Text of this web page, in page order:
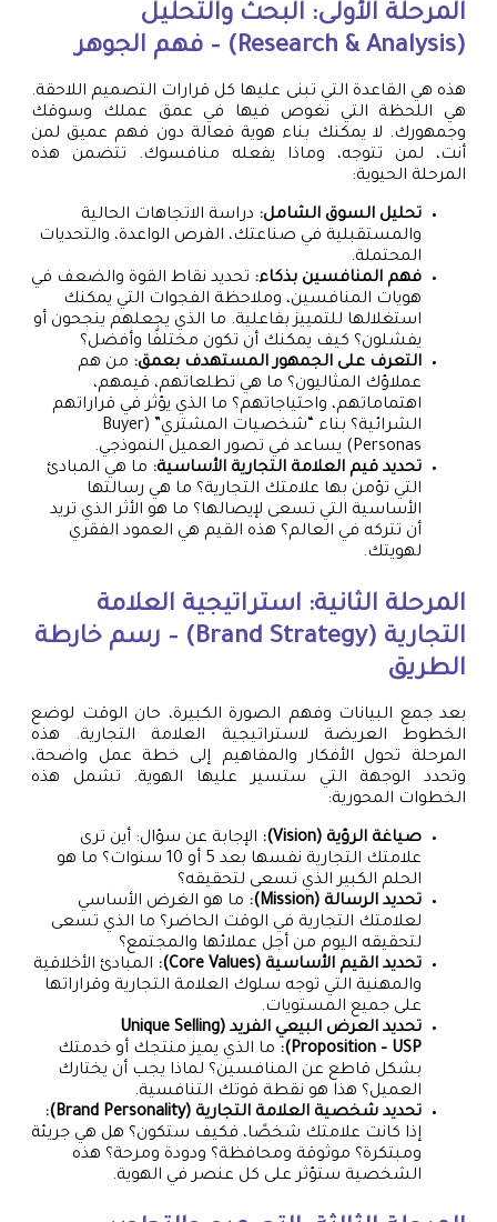
المرحلة الأولى: البحث والتحليل
(Research & Analysis) – فهم الجوهر
هذه هي القاعدة التي تبنى عليها كل قرارات التصميم اللاحقة.
هي اللحظة التي نغوص فيها في عمق عملك وسوقك
وجمهورك. لا يمكنك بناء هوية فعالة دون فهم عميق لمن
أنت، لمن تتوجه، وماذا يفعله منافسوك. تتضمن هذه
المرحلة الحيوية:
تحليل السوق الشامل: دراسة الاتجاهات الحالية
والمستقبلية في صناعتك، الفرص الواعدة، والتحديات
المحتملة.
فهم المنافسين بذكاء: تحديد نقاط القوة والضعف في
هويات المنافسين، وملاحظة الفجوات التي يمكنك
استغلالها للتمييز بفاعلية. ما الذي يجعلهم ينجحون أو
يفشلون؟ كيف يمكنك أن تكون مختلفًا وأفضل؟
التعرف على الجمهور المستهدف بعمق: من هم
عملاؤك المثاليون؟ ما هي تطلعاتهم، قيمهم،
اهتماماتهم، واحتياجاتهم؟ ما الذي يؤثر في قراراتهم
الشرائية؟ بناء “شخصيات المشتري” (Buyer
Personas) يساعد في تصور العميل النموذجي.
تحديد قيم العلامة التجارية الأساسية: ما هي المبادئ
التي تؤمن بها علامتك التجارية؟ ما هي رسالتها
الأساسية التي تسعى لإيصالها؟ ما هو الأثر الذي تريد
أن تتركه في العالم؟ هذه القيم هي العمود الفقري
لهويتك.
المرحلة الثانية: استراتيجية العلامة
التجارية (Brand Strategy) – رسم خارطة
الطريق
بعد جمع البيانات وفهم الصورة الكبيرة، حان الوقت لوضع
الخطوط العريضة لاستراتيجية العلامة التجارية. هذه
المرحلة تحول الأفكار والمفاهيم إلى خطة عمل واضحة،
وتحدد الوجهة التي ستسير عليها الهوية. تشمل هذه
الخطوات المحورية:
صياغة الرؤية (Vision):
الإجابة عن سؤال: أين ترى
علامتك التجارية نفسها بعد 5 أو 10 سنوات؟ ما هو
الحلم الكبير الذي تسعى لتحقيقه؟
تحديد الرسالة (Mission):
ما هو الغرض الأساسي
لعلامتك التجارية في الوقت الحاضر؟ ما الذي تسعى
لتحقيقه اليوم من أجل عملائها والمجتمع؟
تحديد القيم الأساسية (Core Values):
المبادئ الأخلاقية
والمهنية التي توجه سلوك العلامة التجارية وقراراتها
على جميع المستويات.
تحديد العرض البيعي الفريد (Unique Selling
Proposition – USP):
ما الذي يميز منتجك أو خدمتك
بشكل قاطع عن المنافسين؟ لماذا يجب أن يختارك
العميل؟ هذا هو نقطة قوتك التنافسية.
تحديد شخصية العلامة التجارية (Brand Personality):
إذا كانت علامتك شخصًا، فكيف ستكون؟ هل هي جريئة
ومبتكرة؟ موثوقة ومحافظة؟ ودودة ومرحة؟ هذه
الشخصية ستؤثر على كل عنصر في الهوية.